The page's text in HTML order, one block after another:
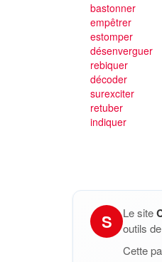
bastonner
empêtrer
estomper
désenverguer
rebiquer
décoder
surexciter
retuber
indiquer
S Le site
outils
Cette